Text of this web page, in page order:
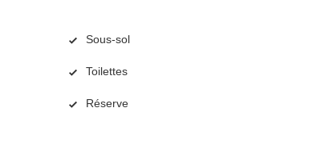
Sous-sol
Toilettes
Réserve